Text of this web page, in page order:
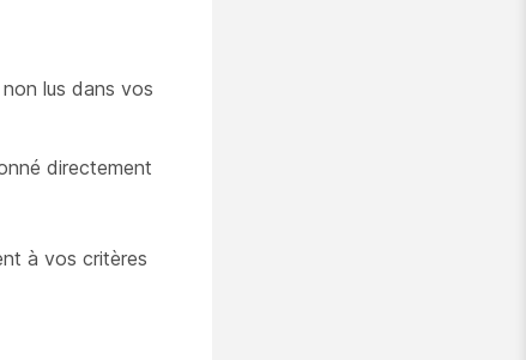
lus dans vos
directement
à vos critères